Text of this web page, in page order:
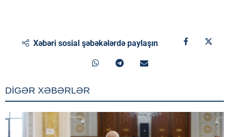
Xəbəri sosial şəbəkələrdə paylaşın
DİGƏR XƏBƏRLƏR